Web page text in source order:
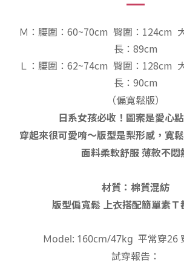
Ｍ： 腰圍：60~70cm 臀圍：124cm
長：89cm
Ｌ： 腰圍：62~74cm 臀圍：128cm
長：90cm
（偏寬鬆版）
日系女孩必收！圖案是愛心
穿起來很可愛唷～版型是梨形感，寬
面料柔軟舒服 薄款不悶
材質：棉質混紡
版型偏寬鬆 上衣搭配簡單素Ｔ
Ｍodel: 160cm/47kg 平常穿26
試穿報告：